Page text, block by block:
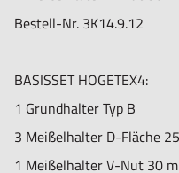
Bestell-Nr. 3K14.9.12
BASISSET HOGETEX4:
1 Grundhalter Typ B
3 Meißelhalter D-Fläche
1 Meißelhalter V-Nut 30